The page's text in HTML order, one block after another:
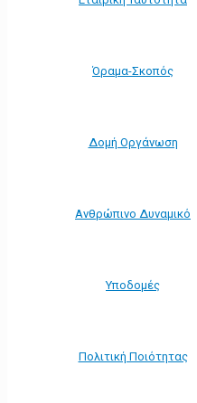
Όραμα-Σκοπός
Δομή Οργάνωση
Ανθρώπινο Δυναμικό
Υποδομές
Πολιτική Ποιότητας